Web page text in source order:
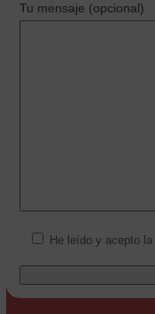
Tu mensaje (opcional)
He leído y acepto la